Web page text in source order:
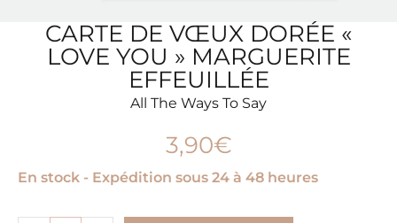
CARTE DE VŒUX DORÉE «
LOVE YOU » MARGUERITE
EFFEUILLÉE
All The Ways To Say
3,90€
En stock - Expédition sous 24 à 48 heures